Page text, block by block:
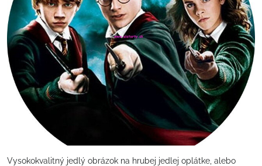
Vysokokvalitný jedlý obrázok na hrubej jedlej oplátke, alebo